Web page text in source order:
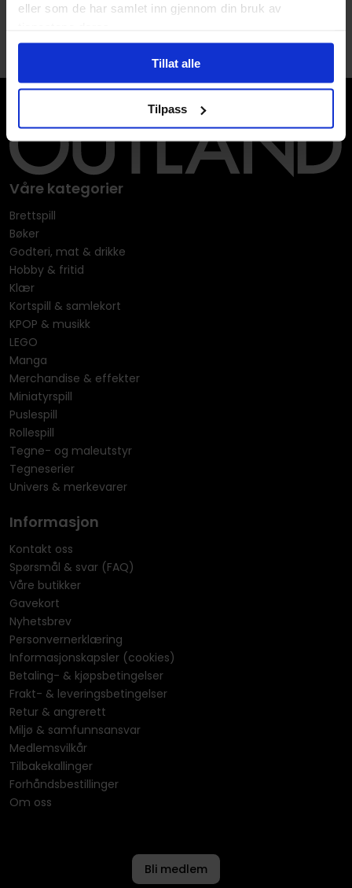
eller som de har samlet inn gjennom din bruk av
Tillat alle
Tilpass
1
Våre kategorier
Brettspill
Bøker
Godteri, mat & drikke
Hobby & fritid
Klær
Kortspill & samlekort
KPOP & musikk
LEGO
Manga
Merchandise & effekter
Miniatyrspill
Puslespill
Rollespill
Tegne- og maleutstyr
Tegneserier
Univers & merkevarer
Informasjon
Kontakt oss
Spørsmål & svar (FAQ)
Våre butikker
Gavekort
Nyhetsbrev
Personvernerklæring
Informasjonskapsler (cookies)
Betaling- & kjøpsbetingelser
Frakt- & leveringsbetingelser
Retur & angrerett
Miljø & samfunnsansvar
Medlemsvilkår
Tilbakekallinger
Forhåndsbestillinger
Om oss
Bli medlem